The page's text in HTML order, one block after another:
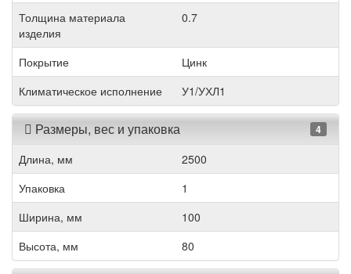
Толщина материала
изделия
0.7
Покрытие
Цинк
Климатическое исполнение
У1/УХЛ1
Размеры, вес и упаковка 4
Длина, мм
2500
Упаковка
1
Ширина, мм
100
Высота, мм
80